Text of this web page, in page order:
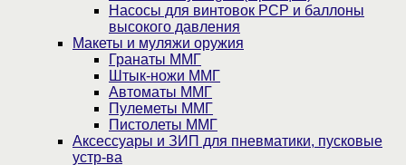
Насосы для винтовок PCP и баллоны
высокого давления
Макеты и муляжи оружия
Гранаты ММГ
Штык-ножи ММГ
Автоматы ММГ
Пулеметы ММГ
Пистолеты ММГ
Аксессуары и ЗИП для пневматики, пусковые
устр-ва